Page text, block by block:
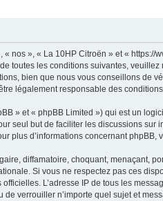
nos », « La 10HP Citroën » et «
toutes les conditions suivantes,
bien que nous vous conseillons de
légalement responsable des
» et « phpBB Limited ») qui est un
seul but de faciliter les discussions
plus d’informations concernant phpBB,
diffamatoire, choquant, menaçant,
Si vous ne respectez pas ces
L’adresse IP de tous les
verrouiller n’importe quel sujet et